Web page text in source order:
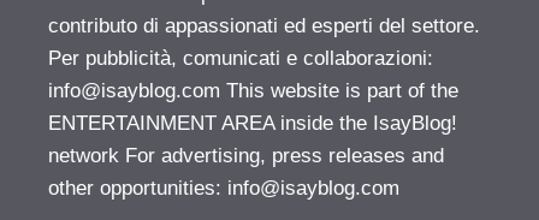
contributo di appassionati ed esperti del settore.
Per pubblicità, comunicati e collaborazioni:
info@isayblog.com This website is part of the
ENTERTAINMENT AREA inside the IsayBlog!
network For advertising, press releases and
other opportunities: info@isayblog.com